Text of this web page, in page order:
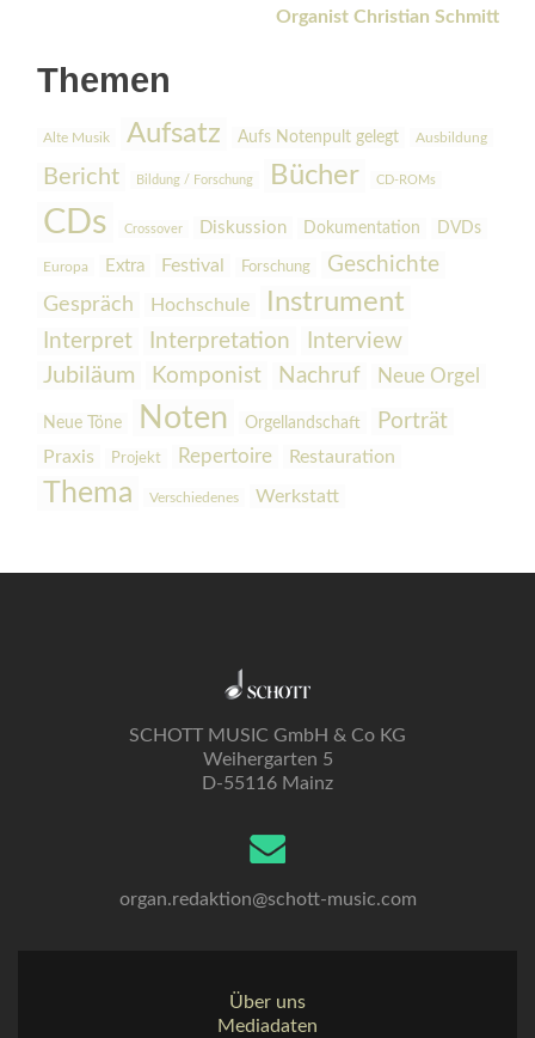
Organist Christian Schmitt
Themen
Alte Musik Aufsatz Aufs Notenpult gelegt Ausbildung
Bericht Bildung / Forschung Bücher CD-ROMs
CDs Crossover Diskussion Dokumentation DVDs
Europa Extra Festival Forschung Geschichte
Gespräch Hochschule Instrument
Interpret Interpretation
Interview
Jubiläum
Komponist Nachruf Neue Orgel
Neue Töne Noten Orgellandschaft Porträt
Praxis Projekt Repertoire Restauration
Thema Verschiedenes Werkstatt
SCHOTT MUSIC GmbH & Co KG
Weihergarten 5
D-55116 Mainz
organ.redaktion@schott-music.com
Über uns
Mediadaten